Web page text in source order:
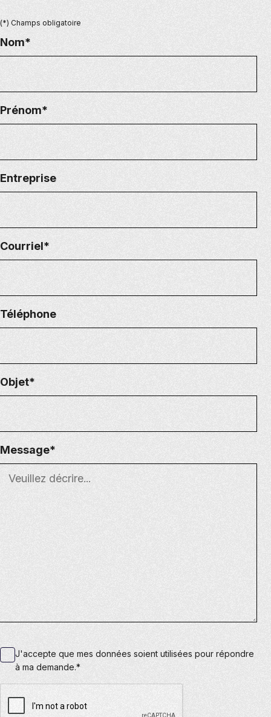
(*) Champs obligatoire
Nom*
Prénom*
Entreprise
Courriel*
Téléphone
Objet*
Message*
J'accepte que mes données soient utilisées pour répondre
à ma demande.*